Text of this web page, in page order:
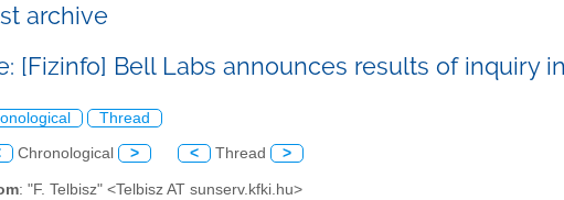
archive
[Fizinfo] Bell Labs announces results of inquiry
Thread
Chronological > < Thread >
: "F. Telbisz" <Telbisz AT sunserv.kfki.hu>